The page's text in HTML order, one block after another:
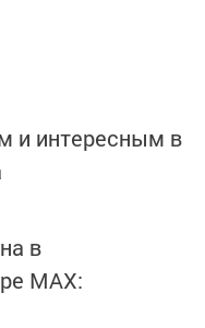
и интересным в
в
MАХ: